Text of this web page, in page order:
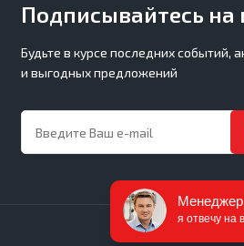
Подписывайтесь на
Будьте в курсе последних событий,
и выгодных предложений
Принимаем к
я отвечу на